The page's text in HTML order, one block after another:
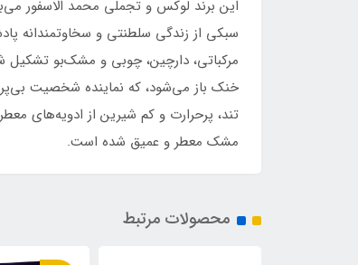
مرکباتی، دارچین، چوبی و مشک‌بو تشکیل
خنک باز می‌شود، که نماینده شخصیت
تند، پرحرارت و کم شیرین از ادویه‌های
مشک معطر و عمیق شده است.
محصولات مرتبط